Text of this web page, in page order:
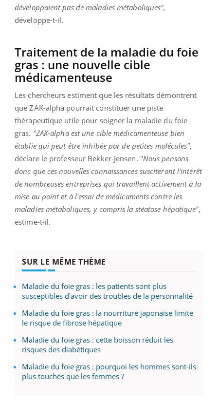
développaient pas de maladies métaboliques",
développe-t-il.
Traitement de la maladie du foie
gras : une nouvelle cible
médicamenteuse
Les chercheurs estiment que les résultats démontrent
que ZAK-alpha pourrait constituer une piste
thérapeutique utile pour soigner la maladie du foie
gras. "ZAK-alpha est une cible médicamenteuse bien
établie qui peut être inhibée par de petites molécules",
déclare le professeur Bekker-Jensen. "Nous pensons
donc que ces nouvelles connaissances susciteront l'intérêt
de nombreuses entreprises qui travaillent activement à la
mise au point et à l'essai de médicaments contre les
maladies métaboliques, y compris la stéatose hépatique",
estime-t-il.
SUR LE MÊME THÈME
Maladie du foie gras : les patients sont plus
susceptibles d'avoir des troubles de la personnalité
Maladie du foie gras : la nourriture japonaise limite
le risque de fibrose hépatique
Maladie du foie gras : cette boisson réduit les
risques des diabétiques
Maladie du foie gras : pourquoi les hommes sont-ils
plus touchés que les femmes ?